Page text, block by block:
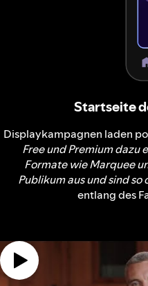
Startseite
Displaykampagnen laden
Free und Premium dazu
Formate wie Marquee
Publikum aus und sind
entlang des